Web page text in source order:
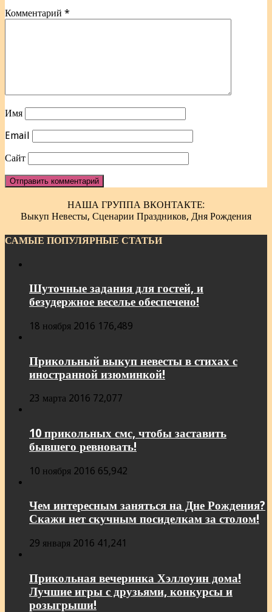
Комментарий *
Имя
Email
Сайт
НАША ГРУППА ВКОНТАКТЕ:
Выкуп Невесты, Сценарии Праздников, Дня Рождения
САМЫЕ ПОПУЛЯРНЫЕ СТАТЬИ
Шуточные задания для гостей, и
безудержное веселье обеспечено!
18 ноября 2016 176,489
Прикольный выкуп невесты в стихах с
иностранной изюминкой!
23 марта 2016 72,077
10 прикольных смс, чтобы заставить
бывшего ревновать!
10 ноября 2016 65,942
Чем интересным заняться на Дне Рождения?
Скажи нет скучным посиделкам за столом!
29 января 2016 41,241
Прикольная вечеринка Хэллоуин дома!
Лучшие игры с друзьями, конкурсы и
розыгрыши!